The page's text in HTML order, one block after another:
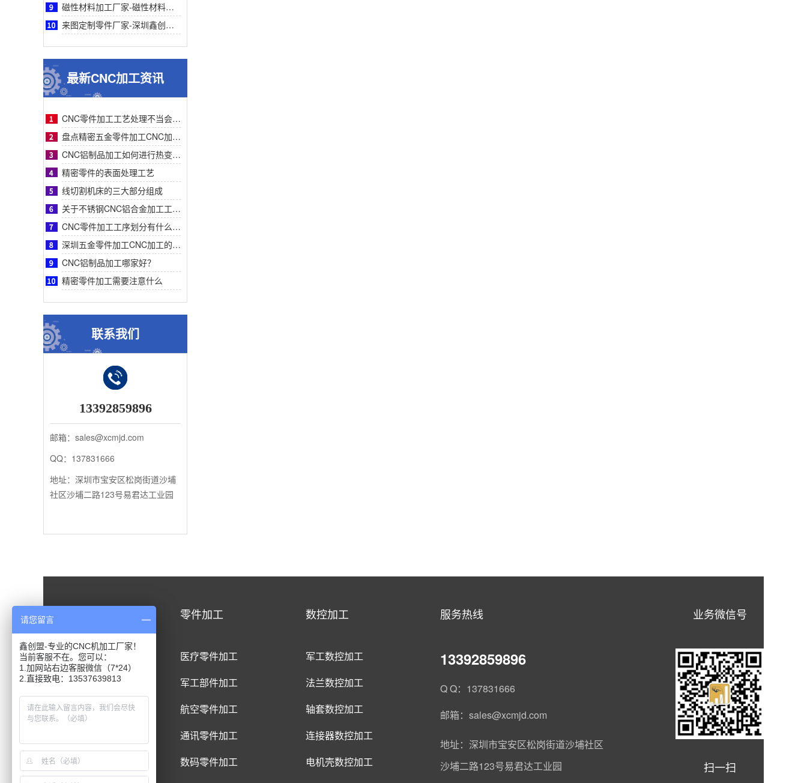
磁性材料加工厂家-磁性材料加工厂家采购参考之深圳鑫创盟机电技术有限公司深度专业解析
来图定制零件厂家-深圳鑫创盟机电来图定制零件厂家采购参考与专业工艺优势深度全面解析
最新CNC加工资讯
CNC零件加工工艺处理不当会有什么影响？
盘点精密五金零件加工CNC加工明显的特征有哪些
CNC铝制品加工如何进行热变形处理？
精密零件的表面处理工艺
线切割机床的三大部分组成
关于不锈钢CNC铝合金加工工艺流程步骤介绍？
CNC零件加工工序划分有什么要求呢
深圳五金零件加工CNC加工的数控系统特点有什么？
CNC铝制品加工哪家好？
精密零件加工需要注意什么
联系我们
13392859896
邮箱：sales@xcmjd.com
QQ：137831666
地址：深圳市宝安区松岗街道沙埔
社区沙埔二路123号易君达工业园
CNC加工
CNC铝合金加工
CNC钛合金加工
CNC精密件加工
CNC五金件加工
零件加工
医疗零件加工
军工部件加工
航空零件加工
通讯零件加工
数码零件加工
数控加工
军工数控加工
法兰数控加工
轴套数控加工
连接器数控加工
电机壳数控加工
服务热线
13392859896
Q Q：137831666
邮箱：sales@xcmjd.com
地址：深圳市宝安区松岗街道沙埔社区
沙埔二路123号易君达工业园
业务微信号
扫一扫
请您留言
鑫创盟-专业的CNC机加工厂家！
当前客服不在。您可以：
1.加网站右边客服微信（7*24）
2.直接致电：13537639813